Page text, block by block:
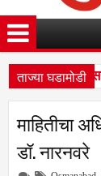
ताज्या घडामोडी
तुटून पडला; सहा
१७ लाखांचा
तुटून पडला; सहा
माहितीचा
डॉ. नारनवरे